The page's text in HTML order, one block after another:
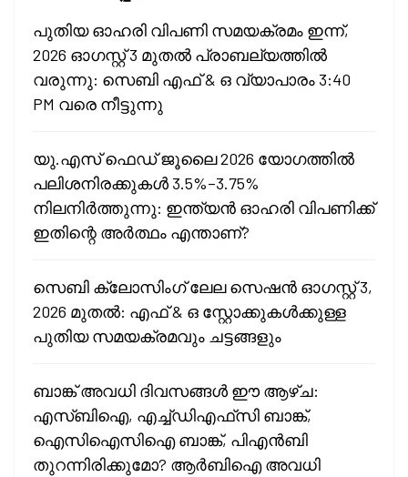
പുതിയ ഓഹരി വിപണി സമയക്രമം ഇന്ന്,
2026 ഓഗസ്റ്റ് 3 മുതൽ പ്രാബല്യത്തിൽ
വരുന്നു: സെബി എഫ് & ഒ വ്യാപാരം 3:40
PM വരെ നീട്ടുന്നു
യു.എസ് ഫെഡ് ജൂലൈ 2026 യോഗത്തിൽ
പലിശനിരക്കുകൾ 3.5%–3.75%
നിലനിർത്തുന്നു: ഇന്ത്യൻ ഓഹരി വിപണിക്ക്
ഇതിന്റെ അർത്ഥം എന്താണ്?
സെബി ക്ലോസിംഗ് ലേല സെഷൻ ഓഗസ്റ്റ് 3,
2026 മുതൽ: എഫ് & ഒ സ്റ്റോക്കുകൾക്കുള്ള
പുതിയ സമയക്രമവും ചട്ടങ്ങളും
ബാങ്ക് അവധി ദിവസങ്ങൾ ഈ ആഴ്ച:
എസ്‌ബിഐ, എച്ച്ഡിഎഫ്‌സി ബാങ്ക്,
ഐസിഐസിഐ ബാങ്ക്, പി‌എൻ‌ബി
തുറന്നിരിക്കുമോ? ആർ‌ബിഐ അവധി